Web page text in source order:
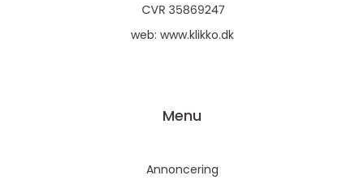
web: www.klikko.dk
Menu
Annoncering